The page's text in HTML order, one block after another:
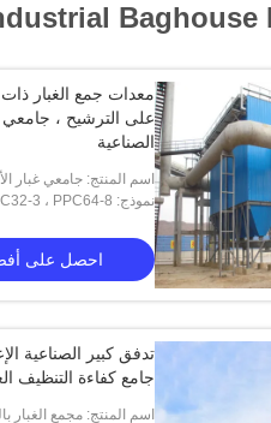
Baghouse
معدات جمع الغبار ذات
على الترشيح ، جامعي
الصناعية
اسم المنتج: جامعي غبار
نموذج: PPC32-3 ، PPC64-8
احصل على
تدفق كبير الصناعية
جامع كفاءة التنظيف
اسم المنتج: مجمع الغبار